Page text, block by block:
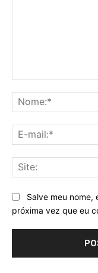
Salve meu nome,
próxima vez que eu